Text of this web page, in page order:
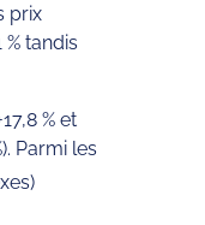
prix
tandis
% et
Parmi les